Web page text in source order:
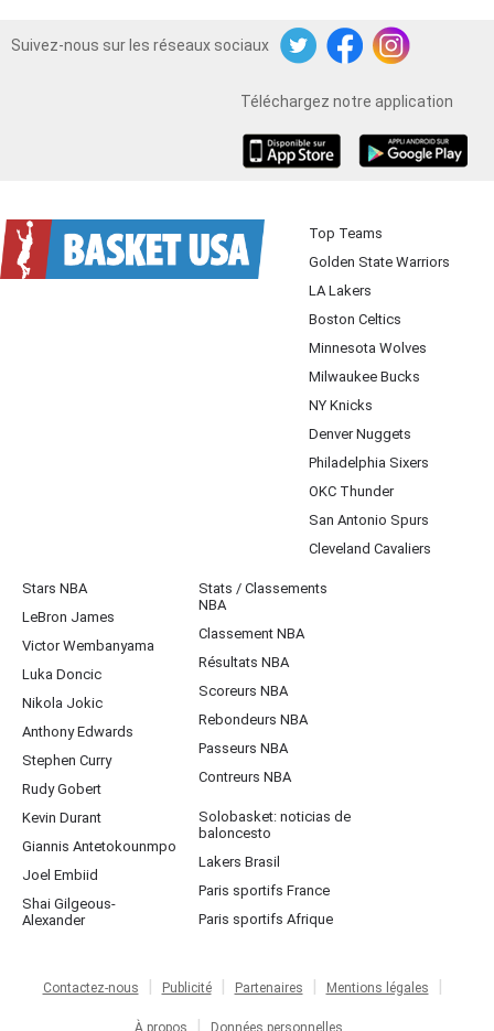
Suivez-nous sur les réseaux sociaux
TwitterFacebookInstagram
Téléchargez notre application
Top Teams
Golden State Warriors
LA Lakers
Boston Celtics
Minnesota Wolves
Milwaukee Bucks
NY Knicks
Denver Nuggets
Philadelphia Sixers
OKC Thunder
San Antonio Spurs
Cleveland Cavaliers
Stars NBA
LeBron James
Victor Wembanyama
Luka Doncic
Nikola Jokic
Anthony Edwards
Stephen Curry
Rudy Gobert
Kevin Durant
Giannis Antetokounmpo
Joel Embiid
Shai Gilgeous-
Alexander
Stats / Classements
NBA
Classement NBA
Résultats NBA
Scoreurs NBA
Rebondeurs NBA
Passeurs NBA
Contreurs NBA
Solobasket: noticias de
baloncesto
Lakers Brasil
Paris sportifs France
Paris sportifs Afrique
Contactez-nous Publicité Partenaires Mentions légales
À propos Données personnelles